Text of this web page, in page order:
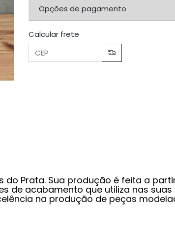
Opções de pagamento
Calcular frete
do Prata. Sua produção é feita a
de acabamento que utiliza nas suas
na produção de peças